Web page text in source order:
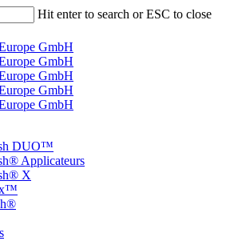
Hit enter to search or ESC to close
DUO™
Applicateurs
X